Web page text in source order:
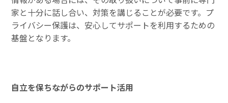
家と十分に話し合い、対策を講じることが必要です。プ
ライバシー保護は、安心してサポートを利用するための
基盤となります。
自立を保ちながらのサポート活用